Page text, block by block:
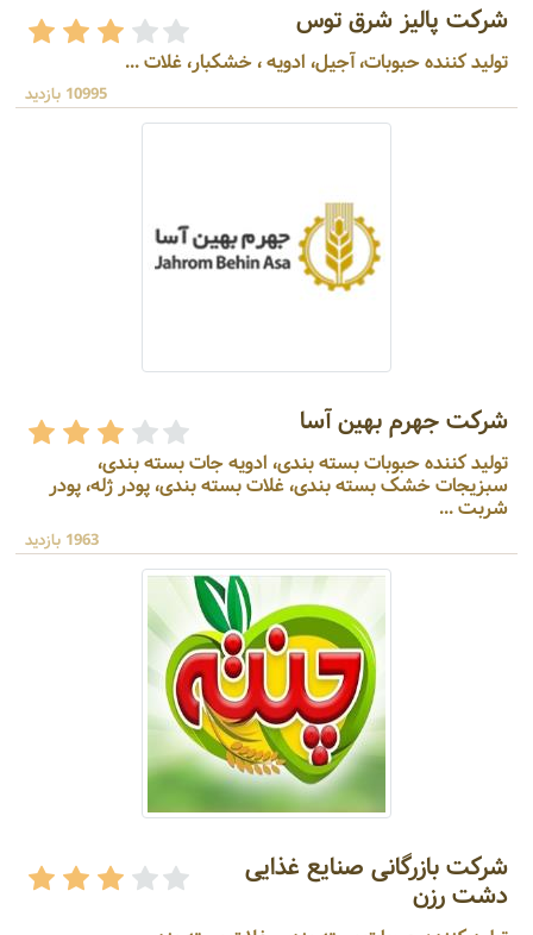
شرکت پالیز شرق توس
تولید کننده حبوبات، آجیل، ادویه ، خشکبار، غلات ...
10995 بازدید
شرکت جهرم بهین آسا
تولید کننده حبوبات بسته بندی، ادویه جات بسته بندی،
سبزیجات خشک بسته بندی، غلات بسته بندی، پودر ژله، پودر
شربت ...
1963 بازدید
شرکت بازرگانی صنایع غذایی
دشت رزن